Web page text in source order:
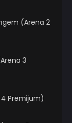
(Arena 2
3
4 Premijum)